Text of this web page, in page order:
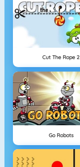
Cut The Rope 2
Go Robots